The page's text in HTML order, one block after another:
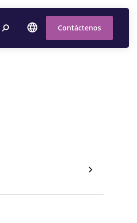
Contáctenos